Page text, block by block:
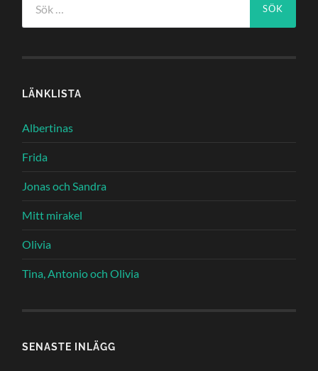
efter:
LÄNKLISTA
Albertinas
Frida
Jonas och Sandra
Mitt mirakel
Olivia
Tina, Antonio och Olivia
SENASTE INLÄGG